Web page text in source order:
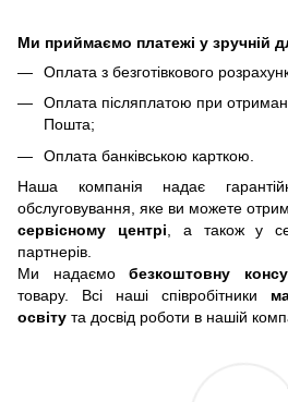
Ми приймаємо платежі у зручній
Оплата з безготівкового
Оплата післяплатою при
Пошта;
Оплата банківською карткою.
Наша компанія надає
обслуговування, яке ви можете
сервісному центрі , а також у
партнерів.
Ми надаємобезкоштовну
товару. Всі наші співробітники
освіту та досвід роботи в нашій